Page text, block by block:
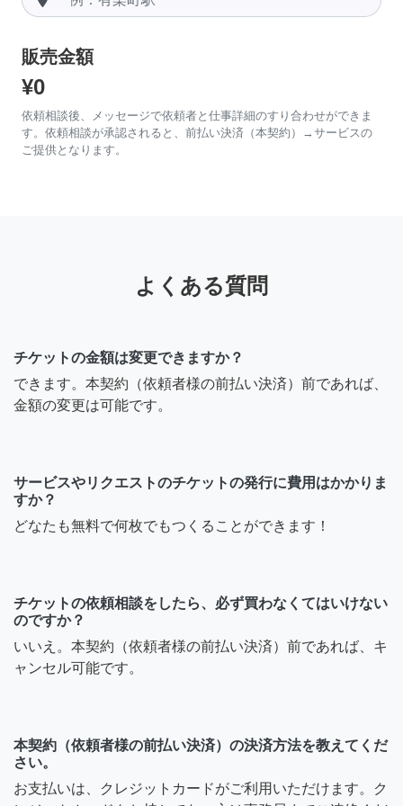
販売金額
¥0
依頼相談後、メッセージで依頼者と仕事詳細のすり合わせができま
す。依頼相談が承認されると、前払い決済（本契約）→サービスの
ご提供となります。
よくある質問
チケットの金額は変更できますか？
できます。本契約（依頼者様の前払い決済）前であれば、
金額の変更は可能です。
サービスやリクエストのチケットの発行に費用はかかりま
すか？
どなたも無料で何枚でもつくることができます！
チケットの依頼相談をしたら、必ず買わなくてはいけない
のですか？
いいえ。本契約（依頼者様の前払い決済）前であれば、キ
ャンセル可能です。
本契約（依頼者様の前払い決済）の決済方法を教えてくだ
さい。
お支払いは、クレジットカードがご利用いただけます。ク